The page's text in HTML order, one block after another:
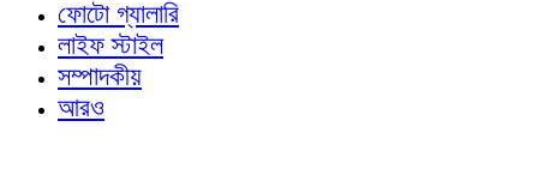
ফোটো গ্যালারি
লাইফ স্টাইল
সম্পাদকীয়
আরও